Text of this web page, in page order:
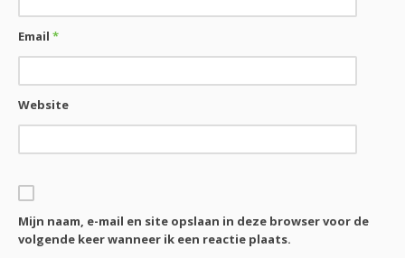
Email*
Website
Mijn naam, e-mail en site opslaan in deze browser voor de
volgende keer wanneer ik een reactie plaats.